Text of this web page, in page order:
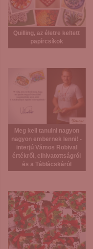
Quilling, az életre keltett
papírcsíkok
Meg kell tanulni nagyon
nagyon embernek lenni! -
interjú Vámos Robival
értékről, elhivatottságról
és a Táblácskáról